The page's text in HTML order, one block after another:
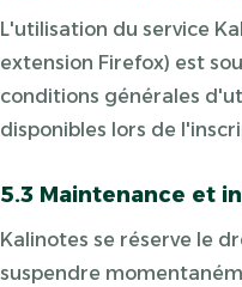
L'utilisation du service
extension Firefox) est
conditions générales
disponibles lors de
5.3 Maintenance et
Kalinotes se réserve le
suspendre